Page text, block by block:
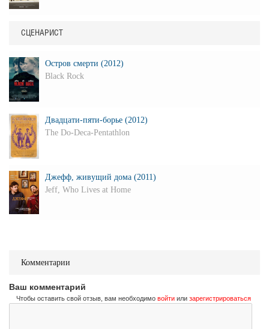
СЦЕНАРИСТ
Остров смерти (2012)
Black Rock
Двадцати-пяти-борье (2012)
The Do-Deca-Pentathlon
Джефф, живущий дома (2011)
Jeff, Who Lives at Home
Комментарии
Ваш комментарий
Чтобы оставить свой отзыв, вам необходимо войти или зарегистрироваться